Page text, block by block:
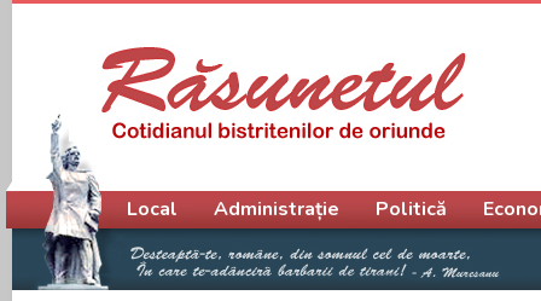
Meniu principal
Local Administrație Politică